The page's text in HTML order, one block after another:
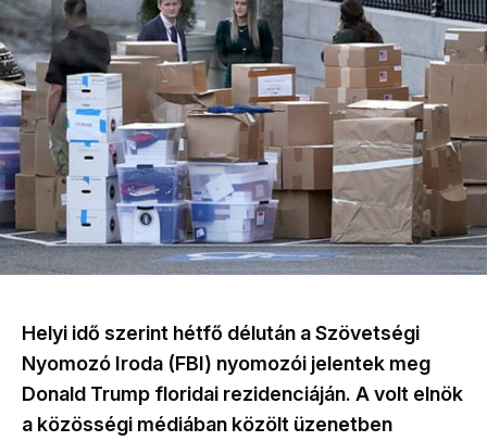
Helyi idő szerint hétfő délután a Szövetségi
Nyomozó Iroda (FBI) nyomozói jelentek meg
Donald Trump floridai rezidenciáján. A volt elnök
a közösségi médiában közölt üzenetben